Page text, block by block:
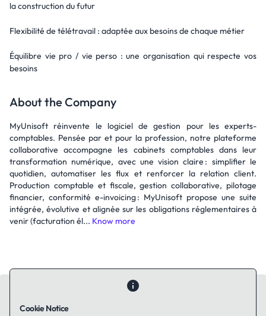
la construction du futur
Flexibilité de télétravail : adaptée aux besoins de chaque métier
Équilibre vie pro / vie perso : une organisation qui respecte vos
besoins
About the Company
MyUnisoft réinvente le logiciel de gestion pour les experts-
comptables. Pensée par et pour la profession, notre plateforme
collaborative accompagne les cabinets comptables dans leur
transformation numérique, avec une vision claire : simplifier le
quotidien, automatiser les flux et renforcer la relation client.
Production comptable et fiscale, gestion collaborative, pilotage
financier, conformité e-invoicing : MyUnisoft propose une suite
intégrée, évolutive et alignée sur les obligations réglementaires à
venir (facturation él... Know more
Cookie Notice